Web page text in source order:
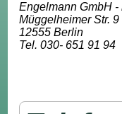
Engelmann GmbH -
Müggelheimer Str. 9
12555 Berlin
Tel. 030- 651 91 94